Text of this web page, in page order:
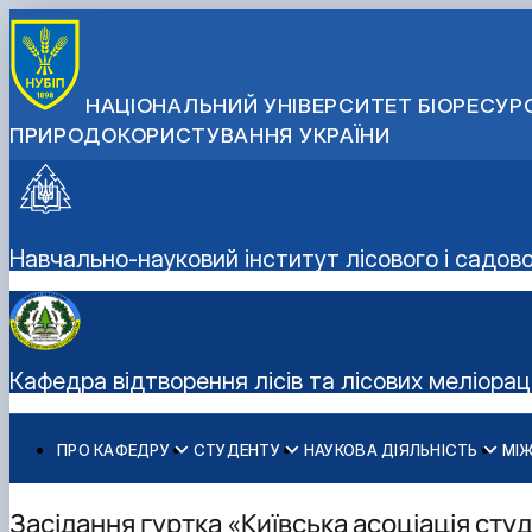
НАЦІОНАЛЬНИЙ УНІВЕРСИТЕТ
ПРИРОДОКОРИСТУВАННЯ УКРАЇНИ
Навчально-науковий інститут лісового і
Кафедра відтворення лісів та лісових
ПРО КАФЕДРУ
Історія кафедри
СТУДЕНТУ
Освітня діяльність
НАУКОВА ДІЯЛЬНІСТЬ
Науково-інноваційна діяльність
Дорадчо-консультативні послуги
Засідання гуртка «Київська асоціація